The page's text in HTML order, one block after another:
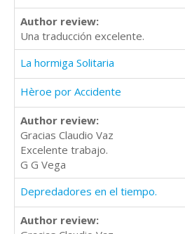
Author review:
Una traducción excelente.
La hormiga Solitaria
Hèroe por Accidente
Author review:
Gracias Claudio Vaz
Excelente trabajo.
G G Vega
Depredadores en el tiempo.
Author review: